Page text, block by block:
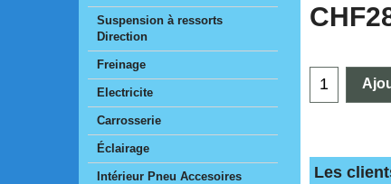
Suspension à ressorts
Direction
Freinage
Electricite
Carrosserie
Éclairage
Intérieur Pneu Accesoires
CHF
Les